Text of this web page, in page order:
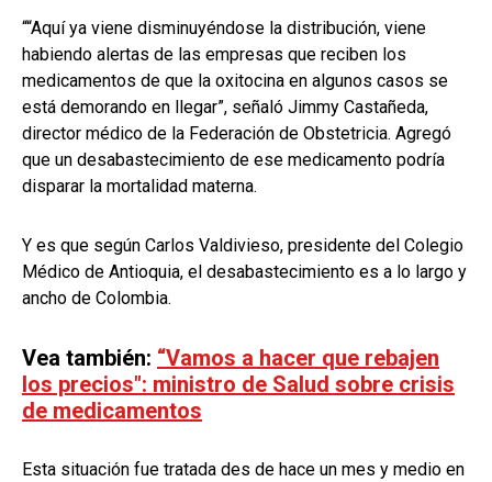
““Aquí ya viene disminuyéndose la distribución, viene
habiendo alertas de las empresas que reciben los
medicamentos de que la oxitocina en algunos casos se
está demorando en llegar”, señaló Jimmy Castañeda,
director médico de la Federación de Obstetricia. Agregó
que un desabastecimiento de ese medicamento podría
disparar la mortalidad materna.
Y es que según Carlos Valdivieso, presidente del Colegio
Médico de Antioquia, el desabastecimiento es a lo largo y
ancho de Colombia.
Vea también: “Vamos a hacer que rebajen
los precios": ministro de Salud sobre crisis
de medicamentos
Esta situación fue tratada des de hace un mes y medio en